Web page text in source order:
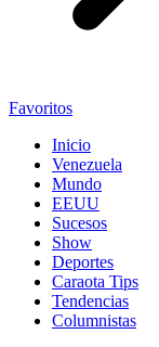
Favoritos
Inicio
Venezuela
Mundo
EEUU
Sucesos
Show
Deportes
Caraota Tips
Tendencias
Columnistas